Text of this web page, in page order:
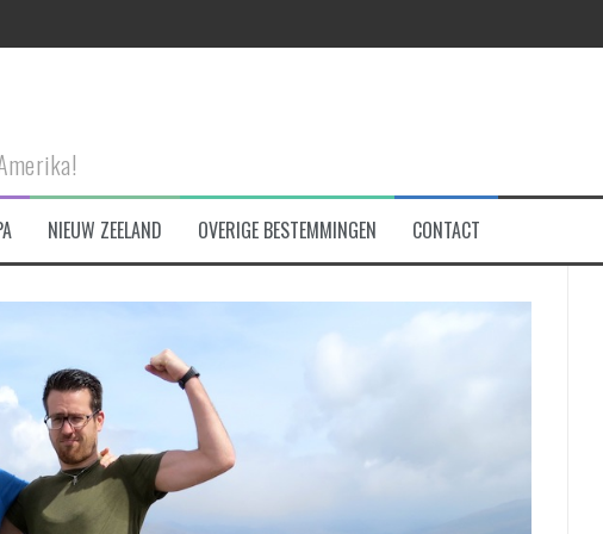
te bezoeken!
made of…
NIEUW ZEELAND OVERIGE BESTEMMINGEN CONTACT